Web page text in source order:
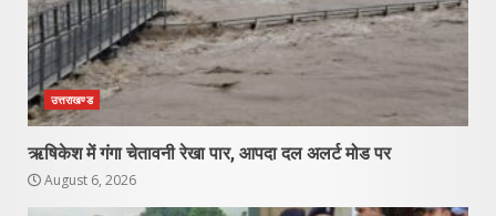
उत्तराखण्ड
ऋषिकेश में गंगा चेतावनी रेखा पार, आपदा दल अलर्ट मोड पर
August 6, 2026